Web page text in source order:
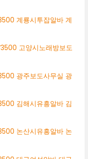
계룡시투잡알바 계
고양시노래방보도
광주보도사무실 광
김해시유흥알바 김
논산시유흥알바 논